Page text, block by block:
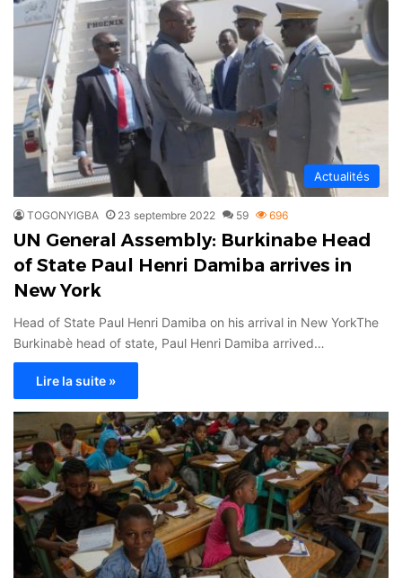
Actualités
TOGONYIGBA 23 septembre 2022 59 696
UN General Assembly: Burkinabe Head
of State Paul Henri Damiba arrives in
New York
Head of State Paul Henri Damiba on his arrival in New YorkThe
Burkinabè head of state, Paul Henri Damiba arrived…
Lire la suite »